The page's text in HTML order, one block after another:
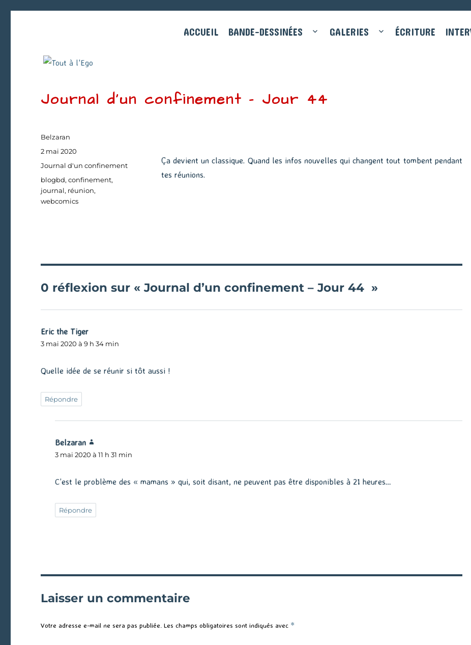
ACCUEIL BANDE-DESSINÉES GALERIES ÉCRITURE
Journal d’un confinement – Jour 44
Ça devient un classique. Quand les infos nouvelles qui changent tout tombent pendant
tes réunions.
Auteur
Belzaran
Publié
le
2 mai 2020
Catégories
Journal d'un confinement
Étiquettes
blogbd,confinement,
journal, réunion,
webcomics
0 réflexion sur « Journal d’un confinement – Jour 44 »
Eric the Tiger
3 mai 2020 à 9 h 34 min
Quelle idée de se réunir si tôt aussi !
Répondre
Belzaran
3 mai 2020 à 11 h 31 min
C’est le problème des « mamans » qui, soit disant, ne peuvent pas être disponibles à 21 heures…
Répondre
Laisser un commentaire
Votre adresse e-mail ne sera pas publiée. Les champs obligatoires sont indiqués avec *